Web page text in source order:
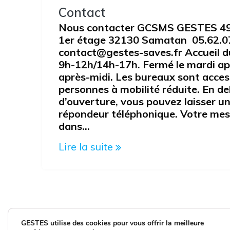
Contact
Nous contacter GCSMS GESTES
1er étage 32130 Samatan
contact@gestes-saves.fr Accueil
9h-12h/14h-17h. Fermé le mardi
après-midi. Les bureaux sont
personnes à mobilité réduite. En
d’ouverture, vous pouvez laisser
répondeur téléphonique. Votre
dans…
Lire la suite
GESTES utilise des cookies pour vous offrir la meilleure